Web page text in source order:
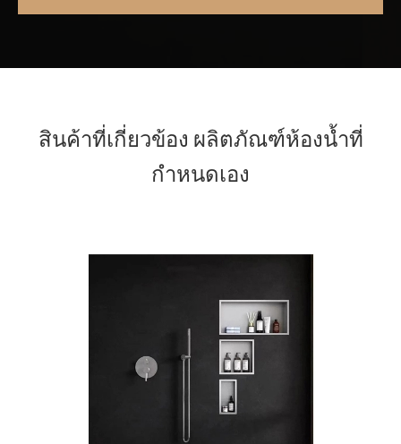
สินค้าที่เกี่ยวข้อง ผลิตภัณฑ์ห้องน้ำที่
กำหนดเอง